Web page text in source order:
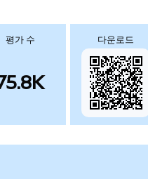
평가 수 다운로드